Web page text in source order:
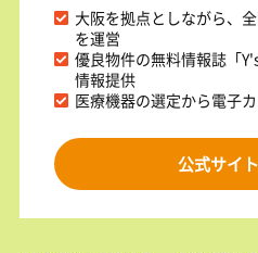
大阪を拠点としながら、
を運営
優良物件の無料情報誌「
情報提供
医療機器の選定から電子
公式サイ